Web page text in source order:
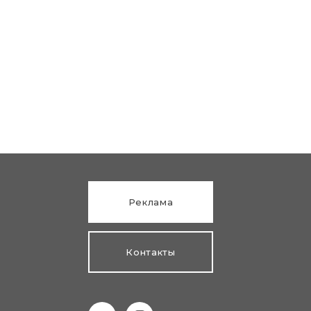
Реклама
Контакты